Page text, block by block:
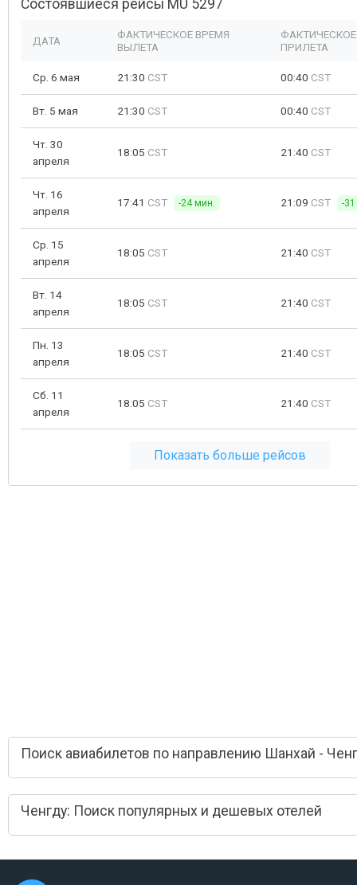
Состоявшиеся рейсы MU 5297
ДАТА
ФАКТИЧЕСКОЕ ВРЕМЯ
ВЫЛЕТА
ПРИЛЕТА
Ср. 6 мая 21:30 CST 00:40 CST
Вт. 5 мая 21:30 CST 00:40 CST
Чт. 30
апреля
18:05 CST 21:40 CST
Чт. 16
апреля
17:41 CST -24 мин. 21:09 CST -
Ср. 15
апреля
18:05 CST 21:40 CST
Вт. 14
апреля
18:05 CST 21:40 CST
Пн. 13
апреля
18:05 CST 21:40 CST
Сб. 11
апреля
18:05 CST 21:40 CST
Показать больше рейсов
Поиск авиабилетов по направлению Шанхай -
Ченгду: Поиск популярных и дешевых отелей